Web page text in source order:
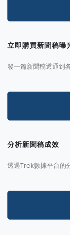
立即購買新聞稿曝
發一篇新聞稿透通到
分析新聞稿成效
透過Trek數據平台的